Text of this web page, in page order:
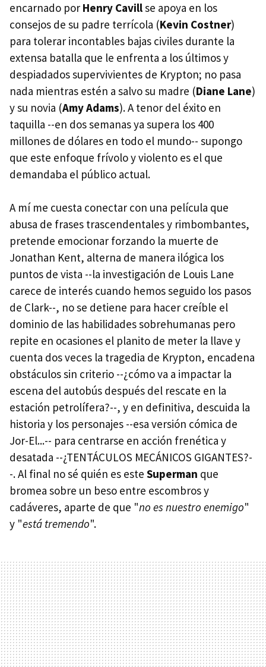
encarnado por Henry Cavillse apoya en los
consejos de su padre terrícola (Kevin Costner)
para tolerar incontables bajas civiles durante la
extensa batalla que le enfrenta a los últimos y
despiadados supervivientes de Krypton; no pasa
nada mientras estén a salvo su madre (Diane Lane)
y su novia (Amy Adams). A tenor del éxito en
taquilla --en dos semanas ya supera los 400
millones de dólares en todo el mundo-- supongo
que este enfoque frívolo y violento es el que
demandaba el público actual.
A mí me cuesta conectar con una película que
abusa de frases trascendentales y rimbombantes,
pretende emocionar forzando la muerte de
Jonathan Kent, alterna de manera ilógica los
puntos de vista --la investigación de Louis Lane
carece de interés cuando hemos seguido los pasos
de Clark--, no se detiene para hacer creíble el
dominio de las habilidades sobrehumanas pero
repite en ocasiones el planito de meter la llave y
cuenta dos veces la tragedia de Krypton, encadena
obstáculos sin criterio --¿cómo va a impactar la
escena del autobús después del rescate en la
estación petrolífera?--, y en definitiva, descuida la
historia y los personajes --esa versión cómica de
Jor-El...-- para centrarse en acción frenética y
desatada --¿TENTÁCULOS MECÁNICOS GIGANTES?-
-. Al final no sé quién es este Superman que
bromea sobre un beso entre escombros y
cadáveres, aparte de que "no es nuestro enemigo"
y "está tremendo".